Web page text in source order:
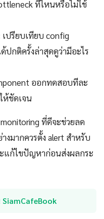
ที่ไหนหรือไม่ใช้
เปรียบเทียบ config
กติครั้งล่าสุดดูว่ามีอะไร
ออกทดสอบทีละ
ห้ชัดเจน
ที่ดีจะช่วยลด
งมากควรตั้ง alert สำหรับ
แก้ไขปัญหาก่อนส่งผลกระ